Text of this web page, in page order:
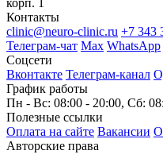
Контакты
clinic@neuro-clinic.ru +7 343
Телеграм-чат Max WhatsApp
Соцсети
Вконтакте Телеграм-канал
График работы
Пн - Вс: 08:00 - 20:00, Сб:
Полезные ссылки
Оплата на сайте Вакансии
Авторские права